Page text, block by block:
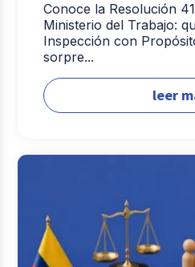
Conoce la Resolución
Ministerio del Trabajo:
Inspección con
sorpre...
leer